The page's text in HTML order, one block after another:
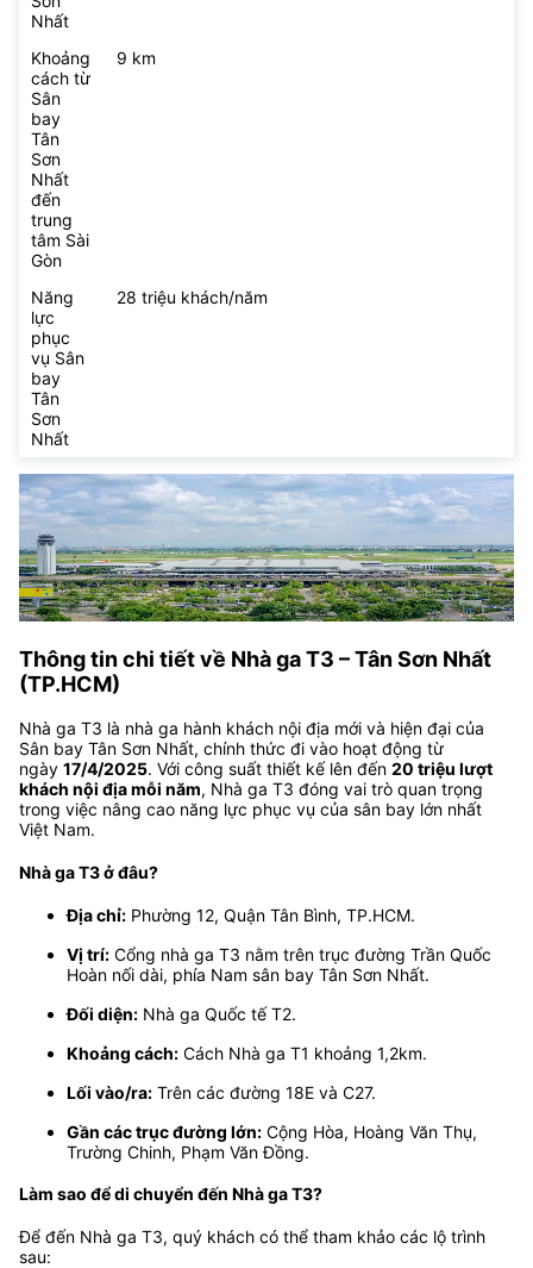
Nhất
Khoảng
cách từ
Sân
bay
Tân
Sơn
Nhất
đến
trung
tâm Sài
Gòn
9 km
Năng
lực
phục
vụ Sân
bay
Tân
Sơn
Nhất
28 triệu khách/năm
Thông tin chi tiết về Nhà ga T3 – Tân Sơn Nhất
(TP.HCM)
Nhà ga T3 là nhà ga hành khách nội địa mới và hiện đại của
Sân bay Tân Sơn Nhất, chính thức đi vào hoạt động từ
ngày 17/4/2025. Với công suất thiết kế lên đến 20 triệu lượt
khách nội địa mỗi năm, Nhà ga T3 đóng vai trò quan trọng
trong việc nâng cao năng lực phục vụ của sân bay lớn nhất
Việt Nam.
Nhà ga T3 ở đâu?
Địa chỉ: Phường 12, Quận Tân Bình, TP.HCM.
Vị trí: Cổng nhà ga T3 nằm trên trục đường Trần Quốc
Hoàn nối dài, phía Nam sân bay Tân Sơn Nhất.
Đối diện: Nhà ga Quốc tế T2.
Khoảng cách: Cách Nhà ga T1 khoảng 1,2km.
Lối vào/ra: Trên các đường 18E và C27.
Gần các trục đường lớn: Cộng Hòa, Hoàng Văn Thụ,
Trường Chinh, Phạm Văn Đồng.
Làm sao để di chuyển đến Nhà ga T3?
Để đến Nhà ga T3, quý khách có thể tham khảo các lộ trình
sau: